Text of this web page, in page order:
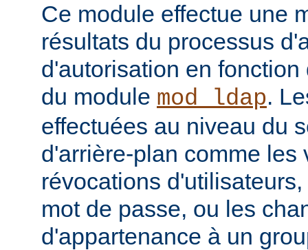
Ce module effectue une
résultats du processus
d'autorisation en
du module mod_ldap.
effectuées au niveau du
d'arrière-plan comme les
révocations
mot de passe, ou les
d'appartenance à un